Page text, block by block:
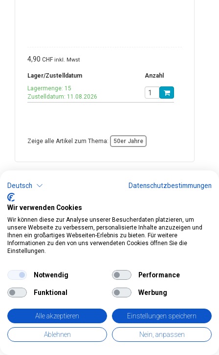
4,90 CHF inkl. Mwst
Lager/Zustelldatum
Anzahl
Lagermenge: 15
Zustelldatum: 11.08.2026
Zeige alle Artikel zum Thema: 50er Jahre
Partybrille Ananas
gelb
Deutsch Datenschutzbestimmungen
Wir verwenden Cookies
Wir können diese zur Analyse unserer Besucherdaten platzieren, um
unsere Webseite zu verbessern, personalisierte Inhalte anzuzeigen und
Ihnen ein großartiges Webseiten-Erlebnis zu bieten. Für weitere
Informationen zu den von uns verwendeten Cookies öffnen Sie die
Einstellungen.
Notwendig Performance
Funktional Werbung
Alle akzeptieren Einstellungen speichern
Ablehnen Nein, anpassen